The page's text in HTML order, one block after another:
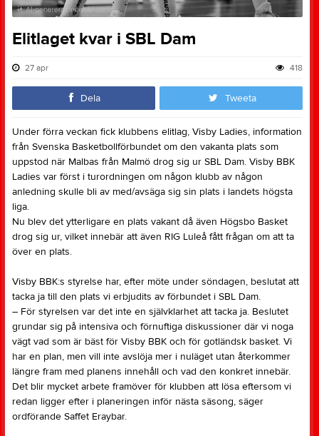
Elitlaget kvar i SBL Dam
27 apr 418
Dela Tweeta
Under förra veckan fick klubbens elitlag, Visby Ladies, information
från Svenska Basketbollförbundet om den vakanta plats som
uppstod när Malbas från Malmö drog sig ur SBL Dam. Visby BBK
Ladies var först i turordningen om någon klubb av någon
anledning skulle bli av med/avsäga sig sin plats i landets högsta
liga.
Nu blev det ytterligare en plats vakant då även Högsbo Basket
drog sig ur, vilket innebär att även RIG Luleå fått frågan om att ta
över en plats.
Visby BBK:s styrelse har, efter möte under söndagen, beslutat att
tacka ja till den plats vi erbjudits av förbundet i SBL Dam.
– För styrelsen var det inte en självklarhet att tacka ja. Beslutet
grundar sig på intensiva och förnuftiga diskussioner där vi noga
vägt vad som är bäst för Visby BBK och för gotländsk basket. Vi
har en plan, men vill inte avslöja mer i nuläget utan återkommer
längre fram med planens innehåll och vad den konkret innebär.
Det blir mycket arbete framöver för klubben att lösa eftersom vi
redan ligger efter i planeringen inför nästa säsong, säger
ordförande Saffet Eraybar.